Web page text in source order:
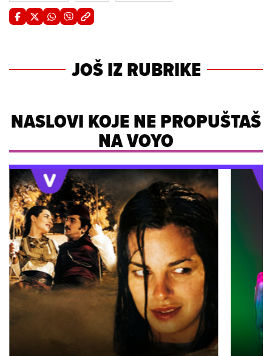
JOŠ IZ RUBRIKE
NASLOVI KOJE NE PROPUŠTAŠ
NA VOYO